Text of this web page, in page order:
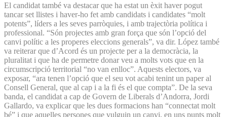
El candidat també va destacar que ha estat un èxit haver pogut
tancar set llistes i haver-ho fet amb candidats i candidates “molt
potents”, líders a les seves parròquies, i amb trajectòria política i
professional. “Són projectes amb gran força que són l’opció del
canvi polític a les properes eleccions generals”, va dir. López també
va reiterar que d’Acord és un projecte per a la democràcia, la
pluralitat i que ha de permetre donar veu a molts vots que en la
circumscripció territorial “no van enlloc”. Aquests electors, va
exposar, “ara tenen l’opció que el seu vot acabi tenint un paper al
Consell General, que al cap i a la fi és el que compta”. De la seva
banda, el candidat a cap de Govern de Liberals d’Andorra, Jordi
Gallardo, va explicar que les dues formacions han “connectat molt
bé” i que aquelles persones que vulguin un canvi, en uns punts molt